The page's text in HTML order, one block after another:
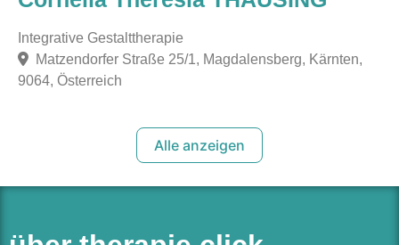
Integrative Gestalttherapie
Matzendorfer Straße 25/1, Magdalensberg, Kärnten,
9064, Österreich
Alle anzeigen